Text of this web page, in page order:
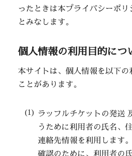
ったときは本プライバシーポリ
とみなします。
個人情報の利用目的につ
本サイトは、個人情報を以下の
ことがあります。
ラッフルチケットの発送
うために利用者の氏名、
連絡先情報を利用します
確認のために、利用者の